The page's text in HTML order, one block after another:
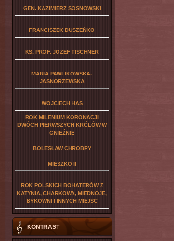
GEN. KAZIMIERZ SOSNOWSKI
FRANCISZEK DUSZEŃKO
KS. PROF. JÓZEF TISCHNER
MARIA PAWLIKOWSKA-
JASNORZEWSKA
WOJCIECH HAS
ROK MILENIUM KORONACJI
DWÓCH PIERWSZYCH KRÓLÓW W
GNIEŹNIE
BOLESŁAW CHROBRY
MIESZKO II
ROK POLSKICH BOHATERÓW Z
KATYNIA, CHARKOWA, MIEDNOJE,
BYKOWNI I INNYCH MIEJSC
KONTRAST